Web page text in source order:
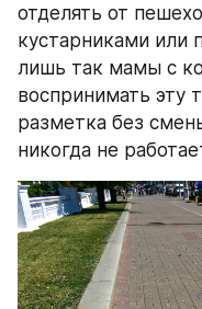
отделять от
кустарниками или
лишь так мамы с
воспринимать эту
разметка без
никогда не